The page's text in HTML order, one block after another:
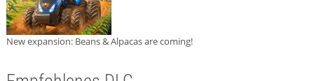
New expansion: Beans & Alpacas are coming!